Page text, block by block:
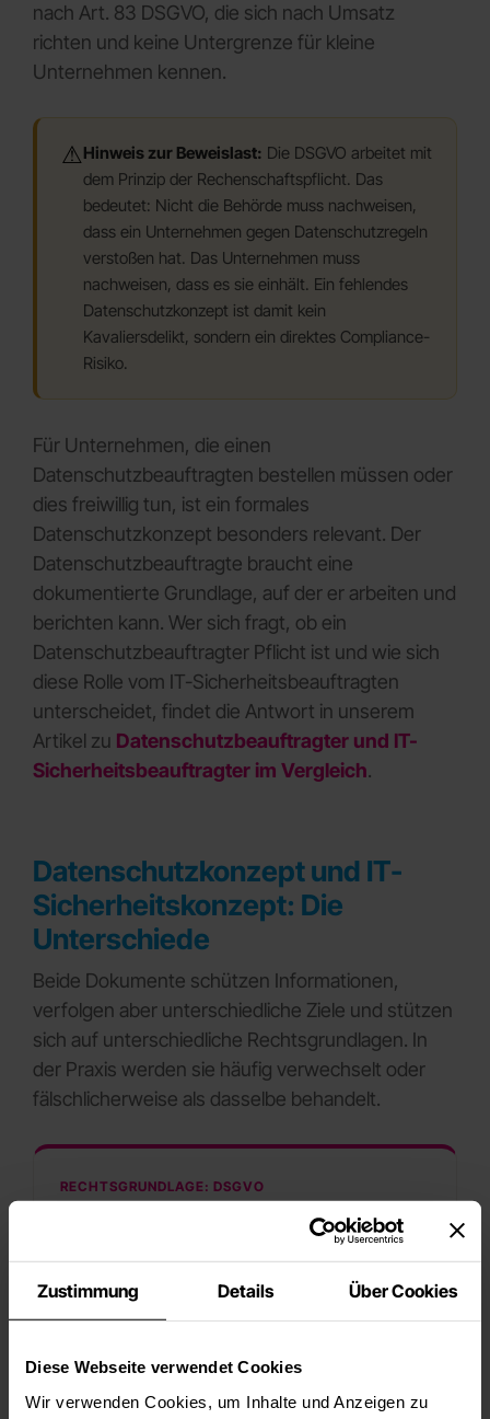
Zustimmung Details Über Cookies
Diese Webseite verwendet Cookies
Wir verwenden Cookies, um Inhalte und Anzeigen zu
nach Art. 83 DSGVO, die sich nach Umsatz
richten und keine Untergrenze für kleine
Unternehmen kennen.
⚠Hinweis zur Beweislast: Die DSGVO arbeitet mit
dem Prinzip der Rechenschaftspflicht. Das
bedeutet: Nicht die Behörde muss nachweisen,
dass ein Unternehmen gegen Datenschutzregeln
verstoßen hat. Das Unternehmen muss
nachweisen, dass es sie einhält. Ein fehlendes
Datenschutzkonzept ist damit kein
Kavaliersdelikt, sondern ein direktes Compliance-
Risiko.
Für Unternehmen, die einen
Datenschutzbeauftragten bestellen müssen oder
dies freiwillig tun, ist ein formales
Datenschutzkonzept besonders relevant. Der
Datenschutzbeauftragte braucht eine
dokumentierte Grundlage, auf der er arbeiten und
berichten kann. Wer sich fragt, ob ein
Datenschutzbeauftragter Pflicht ist und wie sich
diese Rolle vom IT-Sicherheitsbeauftragten
unterscheidet, findet die Antwort in unserem
Artikel zu Datenschutzbeauftragter und IT-
Sicherheitsbeauftragter im Vergleich.
Datenschutzkonzept und IT-
Sicherheitskonzept: Die
Unterschiede
Beide Dokumente schützen Informationen,
verfolgen aber unterschiedliche Ziele und stützen
sich auf unterschiedliche Rechtsgrundlagen. In
der Praxis werden sie häufig verwechselt oder
fälschlicherweise als dasselbe behandelt.
RECHTSGRUNDLAGE: DSGVO
Fokus auf personenbezogene Daten
Rechtsgrundlagen, Betroffenenrechte,
Zielgruppe: Kunden, Mitarbeiter, Betroffene